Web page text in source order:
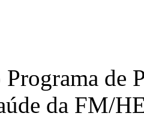
de
da FM/